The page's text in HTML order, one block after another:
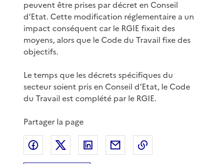
peuvent être prises par décret en Conseil
d’Etat. Cette modification réglementaire a un
impact conséquent car le RGIE fixait des
moyens, alors que le Code du Travail fixe des
objectifs.
Le temps que les décrets spécifiques du
secteur soient pris en Conseil d’Etat, le Code
du Travail est complété par le RGIE.
Partager la page
Partager sur Facebook
Partager sur XPartager sur LinkedIn
Partager par email